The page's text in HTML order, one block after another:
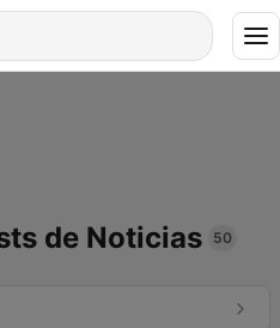
de Noticias 50